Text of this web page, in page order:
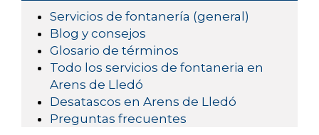
Servicios de fontanería (general)
Blog y consejos
Glosario de términos
Todo los servicios de fontaneria en
Arens de Lledó
Desatascos en Arens de Lledó
Preguntas frecuentes